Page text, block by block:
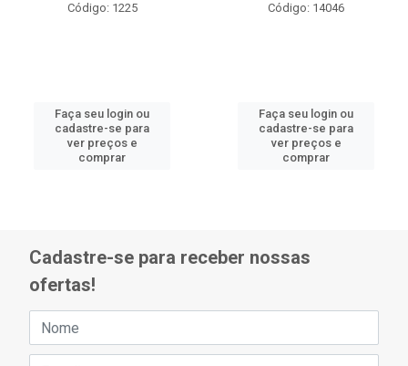
Código: 1225
Faça seu login ou
cadastre-se para
ver preços e
comprar
Código: 14046
Faça seu login ou
cadastre-se para
ver preços e
comprar
Cadastre-se para receber nossas
ofertas!